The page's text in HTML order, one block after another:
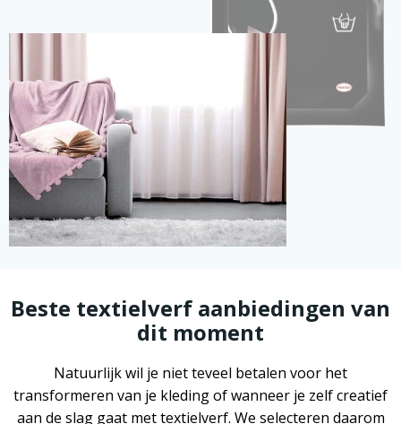
Beste textielverf aanbiedingen van
dit moment
Natuurlijk wil je niet teveel betalen voor het
transformeren van je kleding of wanneer je zelf creatief
aan de slag gaat met textielverf. We selecteren daarom